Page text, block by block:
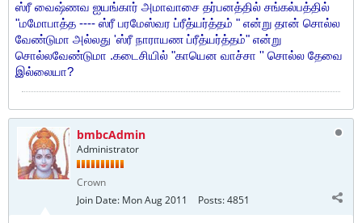
ஸ்ரீ வைஷ்ணவ ஐயங்கார் அமாவாசை தர்பனத்தில் சங்கல்பத்தில்
"மமோபாத்த ---- ஸ்ரீ பரமேஸ்வர ப்ரீத்யர்த்தம் " என்று தான் சொல்ல
வேண்டுமா அல்லது 'ஸ்ரீ நாராயண ப்ரீத்யர்த்தம்" என்று
சொல்லவேண்டுமா .கடைசியில் "காயென வாச்சா '' சொல்ல தேவை
இல்லையா?
bmbcAdmin
Administrator
Crown
Join Date: Mon Aug 2011 Posts:4851